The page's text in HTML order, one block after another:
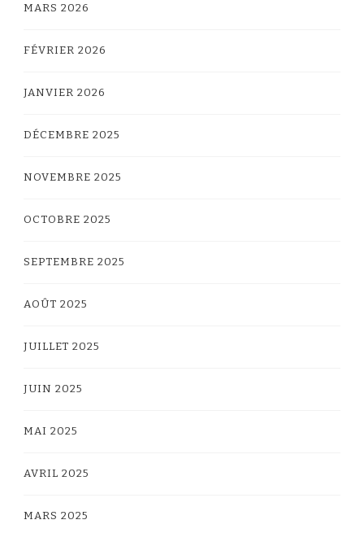
MARS 2026
FÉVRIER 2026
JANVIER 2026
DÉCEMBRE 2025
NOVEMBRE 2025
OCTOBRE 2025
SEPTEMBRE 2025
AOÛT 2025
JUILLET 2025
JUIN 2025
MAI 2025
AVRIL 2025
MARS 2025